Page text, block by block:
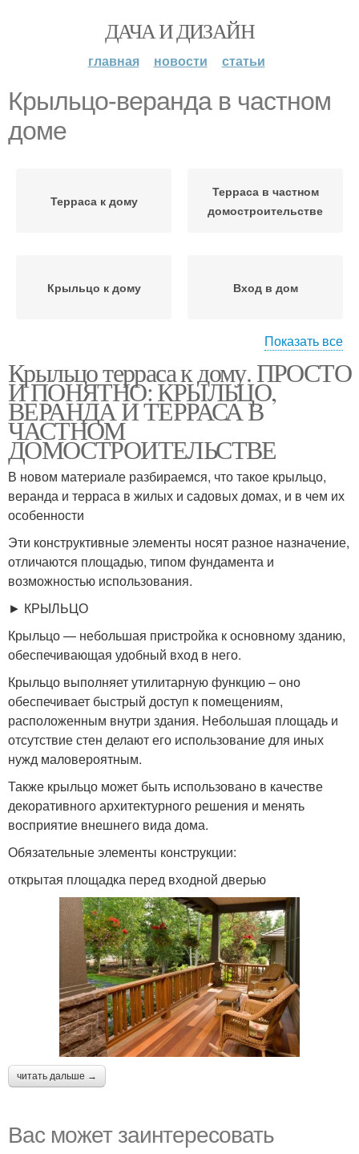
ДАЧА И ДИЗАЙН
главная новости статьи
Крыльцо-веранда в частном
доме
Терраса к дому
Терраса в частном
домостроительстве
Крыльцо к дому Вход в дом
Дом с крыльцом Веранда к дому
Показать все
Крыльцо терраса к дому. ПРОСТО
И ПОНЯТНО: КРЫЛЬЦО,
ВЕРАНДА И ТЕРРАСА В
ЧАСТНОМ
ДОМОСТРОИТЕЛЬСТВЕ
В новом материале разбираемся, что такое крыльцо,
веранда и терраса в жилых и садовых домах, и в чем их
особенности
Эти конструктивные элементы носят разное назначение,
отличаются площадью, типом фундамента и
возможностью использования.
► КРЫЛЬЦО
Крыльцо — небольшая пристройка к основному зданию,
обеспечивающая удобный вход в него.
Крыльцо выполняет утилитарную функцию – оно
обеспечивает быстрый доступ к помещениям,
расположенным внутри здания. Небольшая площадь и
отсутствие стен делают его использование для иных
нужд маловероятным.
Также крыльцо может быть использовано в качестве
декоративного архитектурного решения и менять
восприятие внешнего вида дома.
Обязательные элементы конструкции:
открытая площадка перед входной дверью
читать дальше →
Вас может заинтересовать